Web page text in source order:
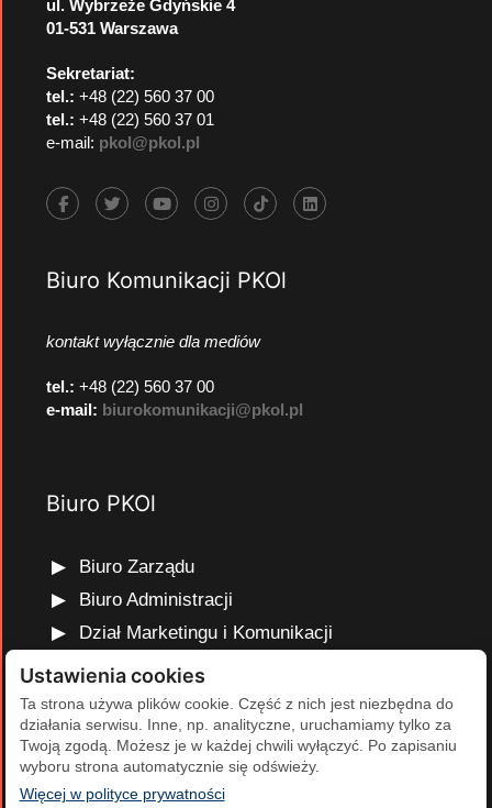
ul. Wybrzeże Gdyńskie 4
01-531 Warszawa
Sekretariat:
tel.: +48 (22) 560 37 00
tel.: +48 (22) 560 37 01
e-mail: pkol@pkol.pl
Biuro Komunikacji PKOl
kontakt wyłącznie dla mediów
tel.: +48 (22) 560 37 00
e-mail: biurokomunikacji@pkol.pl
Biuro PKOl
Biuro Zarządu
Biuro Administracji
Dział Marketingu i Komunikacji
Dział Edukacji Olimpijskiej
Dział Finansów i Kadr
Dział Projektów Olimpijskich
Dział Programów Rozwojowych
Ustawienia cookies
Ta strona używa plików cookie. Część z nich jest niezbędna do
działania serwisu. Inne, np. analityczne, uruchamiamy tylko za
Twoją zgodą. Możesz je w każdej chwili wyłączyć. Po zapisaniu
wyboru strona automatycznie się odświeży.
Więcej w polityce prywatności(otwiera się w nowej karcie)